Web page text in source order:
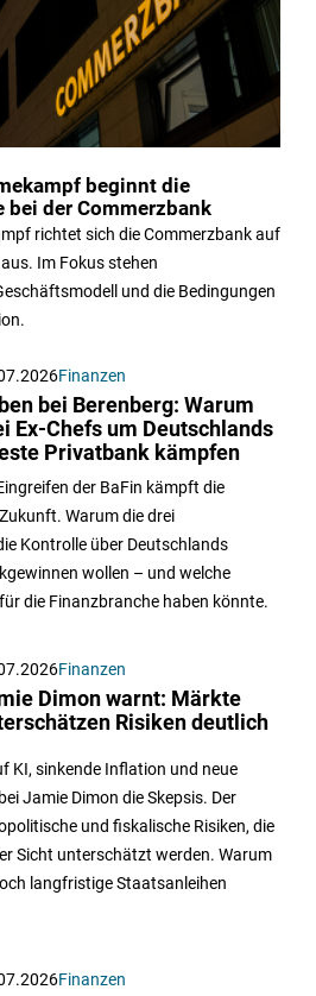
beginnt die
bei der Commerzbank
richtet sich die Commerzbank auf
Im Fokus stehen
und die Bedingungen
Finanzen
bei Berenberg: Warum
Ex-Chefs um Deutschlands
Privatbank kämpfen
der BaFin kämpft die
Warum die drei
Kontrolle über Deutschlands
wollen – und welche
die Finanzbranche haben könnte.
Finanzen
Dimon warnt: Märkte
Risiken deutlich
KI, sinkende Inflation und neue
Jamie Dimon die Skepsis. Der
und fiskalische Risiken, die
Sicht unterschätzt werden. Warum
langfristige Staatsanleihen
Finanzen